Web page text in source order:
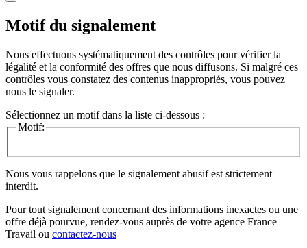
Motif du signalement
Nous effectuons systématiquement des contrôles pour vérifier la
légalité et la conformité des offres que nous diffusons. Si malgré ces
contrôles vous constatez des contenus inappropriés, vous pouvez
nous le signaler.
Sélectionnez un motif dans la liste ci-dessous :
Motif:
Nous vous rappelons que le signalement abusif est strictement
interdit.
Pour tout signalement concernant des informations inexactes ou une
offre déjà pourvue, rendez-vous auprès de votre agence France
Travail ou contactez-nous